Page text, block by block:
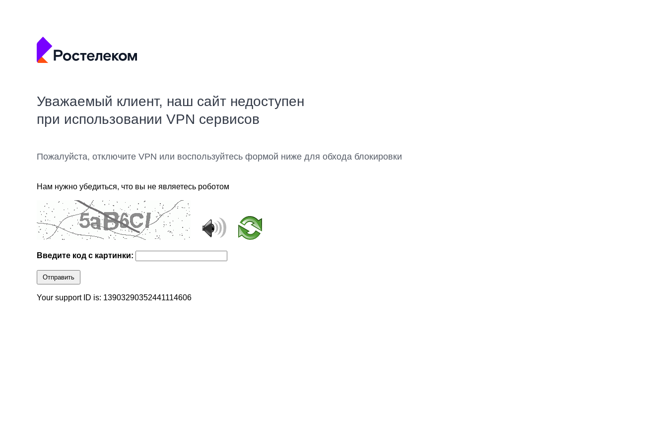
Уважаемый клиент, наш сайт недоступен
при использовании VPN сервисов
Пожалуйста, отключите VPN или воспользуйтесь формой ниже для обхода блокировки
Нам нужно убедиться, что вы не являетесь роботом
Введите код с картинки:
Отправить
Your support ID is: 13903290352441114606